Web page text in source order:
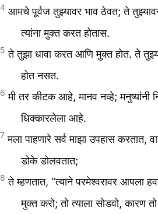
4 आमचे पूर्वज तुझ्यावर भाव ठेवत; ते
त्यांना मुक्त करत होतास.
5 ते तुझा धावा करत आणि मुक्त होत. ते
होत नसत.
6 मी तर कीटक आहे, मानव नव्हे; मनुष्यांनी
धिक्कारलेला आहे.
7 मला पाहणारे सर्व माझा उपहास करतात,
डोके डोलवतात;
8 ते म्हणतात, “त्याने परमेश्वरावर आपला
मुक्त करो; तो त्याला सोडवो, कारण